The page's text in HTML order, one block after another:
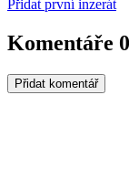
Přidat první inzerát
Komentáře 0
Přidat komentář